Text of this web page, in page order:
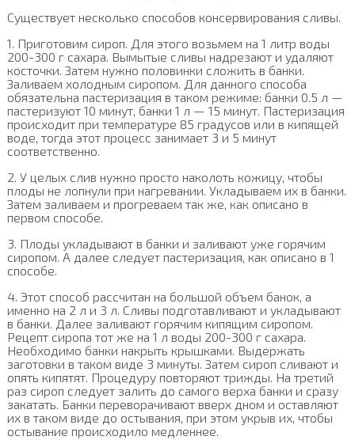
Существует несколько способов консервирования сливы.
1. Приготовим сироп. Для этого возьмем на 1 литр воды
200-300 г сахара. Вымытые сливы надрезают и удаляют
косточки. Затем нужно половинки сложить в банки.
Заливаем холодным сиропом. Для данного способа
обязательна пастеризация в таком режиме: банки 0.5 л —
пастеризуют 10 минут, банки 1 л — 15 минут. Пастеризация
происходит при температуре 85 градусов или в кипящей
воде, тогда этот процесс занимает 3 и 5 минут
соответственно.
2. У целых слив нужно просто наколоть кожицу, чтобы
плоды не лопнули при нагревании. Укладываем их в банки.
Затем заливаем и прогреваем так же, как описано в
первом способе.
3. Плоды укладывают в банки и заливают уже горячим
сиропом. А далее следует пастеризация, как описано в 1
способе.
4. Этот способ рассчитан на большой объем банок, а
именно на 2 л и 3 л. Сливы подготавливают и укладывают
в банки. Далее заливают горячим кипящим сиропом.
Рецепт сиропа тот же на 1 л воды 200-300 г сахара.
Необходимо банки накрыть крышками. Выдержать
заготовки в таком виде 3 минуты. Затем сироп сливают и
опять кипятят. Процедуру повторяют трижды. На третий
раз сироп следует залить до самого верха банки и сразу
закатать. Банки переворачивают вверх дном и оставляют
их в таком виде до остывания, при этом укрыв их, чтобы
остывание происходило медленнее.